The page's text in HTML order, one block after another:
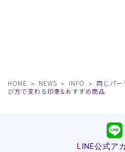
HOME NEWS INFO
同じパー
び方で変わる印象&おすすめ商品
LINE公式ア